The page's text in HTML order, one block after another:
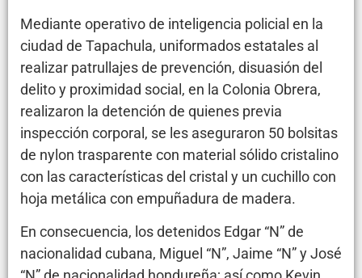
Mediante operativo de inteligencia policial en la
ciudad de Tapachula, uniformados estatales al
realizar patrullajes de prevención, disuasión del
delito y proximidad social, en la Colonia Obrera,
realizaron la detención de quienes previa
inspección corporal, se les aseguraron 50 bolsitas
de nylon trasparente con material sólido cristalino
con las características del cristal y un cuchillo con
hoja metálica con empuñadura de madera.
En consecuencia, los detenidos Edgar “N” de
nacionalidad cubana, Miguel “N”, Jaime “N” y José